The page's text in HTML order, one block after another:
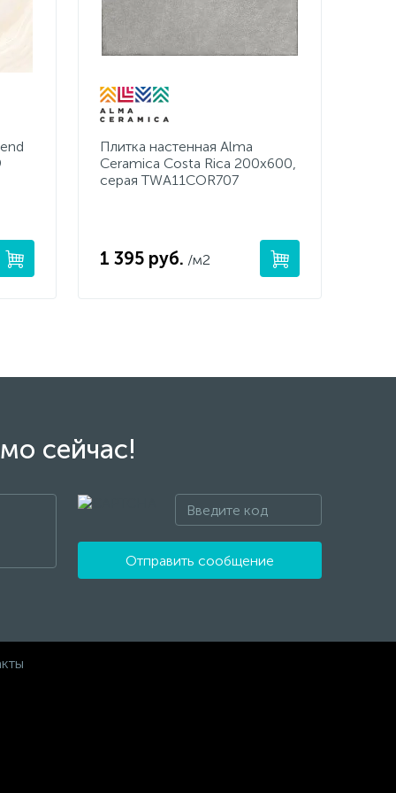
Плитка настенная Alma
Ceramica Costa Rica 200x600,
серая TWA11COR707
1 395 руб. /м2
сейчас!
Отправить сообщение